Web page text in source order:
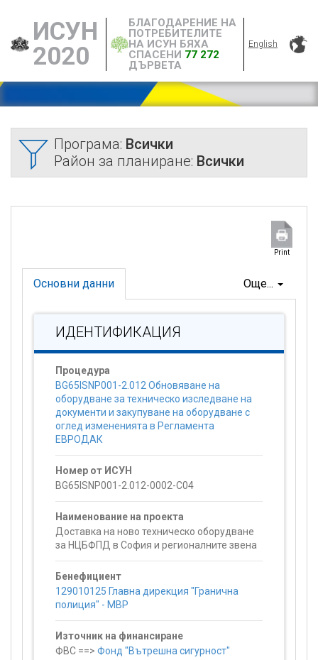
ИСУН
2020
БЛАГОДАРЕНИЕ НА
ПОТРЕБИТЕЛИТЕ
НА ИСУН БЯХА
СПАСЕНИ 77 272
ДЪРВЕТА
English
Програма: Всички
Район за планиране: Всички
Print
Още...
Основни данни
ИДЕНТИФИКАЦИЯ
Процедура
BG65ISNP001-2.012 Обновяване на
оборудване за техническо изследване на
документи и закупуване на оборудване с
оглед измененията в Регламента
ЕВРОДАК
Номер от ИСУН
BG65ISNP001-2.012-0002-C04
Наименование на проекта
Доставка на ново техническо оборудване
за НЦБФПД в София и регионалните звена
Бенефициент
129010125 Главна дирекция "Гранична
полиция" - МВР
Източник на финансиране
ФВС ==> Фонд "Вътрешна сигурност"